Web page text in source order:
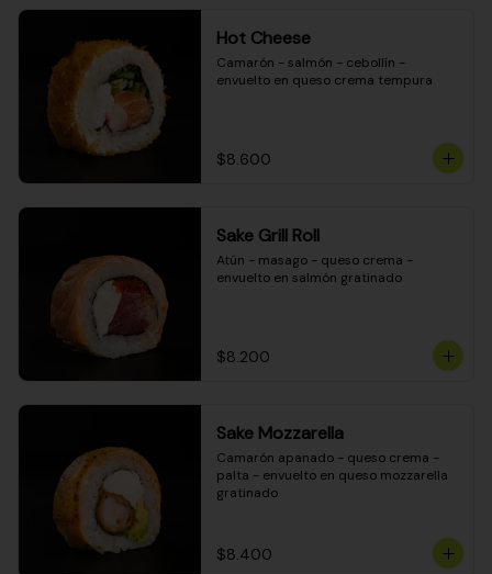
Hot Cheese
Camarón - salmón - cebollín -
envuelto en queso crema tempura
$8.600
Sake Grill Roll
Atún - masago - queso crema -
envuelto en salmón gratinado
$8.200
Sake Mozzarella
Camarón apanado - queso crema -
palta - envuelto en queso mozzarella
gratinado
$8.400